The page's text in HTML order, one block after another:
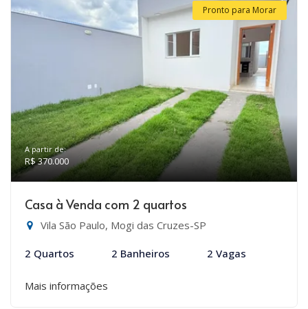
Pronto para Morar
A partir de:
R$ 370.000
Casa à Venda com 2 quartos
Vila São Paulo, Mogi das Cruzes-SP
2 Quartos 2 Banheiros 2 Vagas
Mais informações